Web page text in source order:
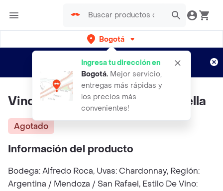
Bogotá
Ingresa tu dirección en
Bogotá. Mejor servicio,
entregas más rápidas y
los precios más
convenientes!
envíos gratis por semanas
Aplican TyC
Vino Blanco Ch Ardo Nnay Botella
Agotado
Información del producto
Bodega: Alfredo Roca, Uvas: Chardonnay, Región:
Argentina / Mendoza / San Rafael, Estilo De Vino: